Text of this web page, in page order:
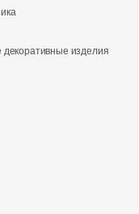
дизайн
декоративные изделия